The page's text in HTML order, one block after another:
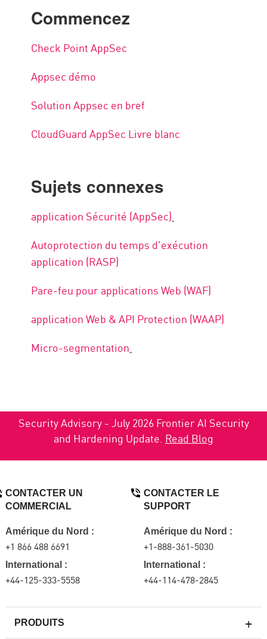
Commencez
Check Point AppSec
Appsec démo
Solution Appsec en bref
CloudGuard AppSec Livre blanc
Sujets connexes
application Sécurité (AppSec)
Autoprotection du temps d'exécution
application (RASP)
Pare-feu pour applications Web (WAF)
application Web & API Protection (WAAP)
Micro-segmentation
Security Advisory - July 2026 Frontier AI Security
and Hardening Update. Read Blog
PRODUITS
CONTACTER UN
COMMERCIAL
Amérique du Nord :
+1 866 488 6691
International :
+44-125-333-5558
CONTACTER LE
SUPPORT
Amérique du Nord :
+1-888-361-5030
International :
+44-114-478-2845